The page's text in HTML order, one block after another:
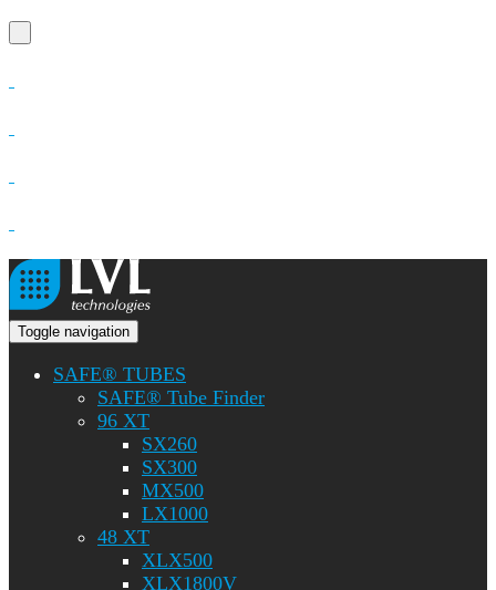
Toggle navigation
SAFE® TUBES
SAFE® Tube Finder
96 XT
SX260
SX300
MX500
LX1000
48 XT
XLX500
XLX1800V